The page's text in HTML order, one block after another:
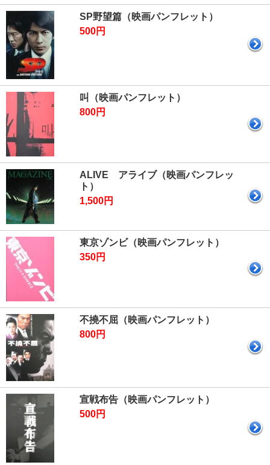
SP野望篇（映画パンフレット）
500円
叫（映画パンフレット）
800円
ALIVE アライブ（映画パンフレッ
ト）
1,500円
東京ゾンビ（映画パンフレット）
350円
不撓不屈（映画パンフレット）
800円
宣戦布告（映画パンフレット）
500円